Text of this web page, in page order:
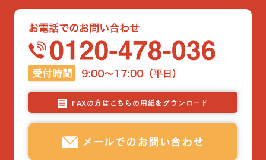
FAXの方はこちらの用紙をダウンロード
メールでのお問い合わせ